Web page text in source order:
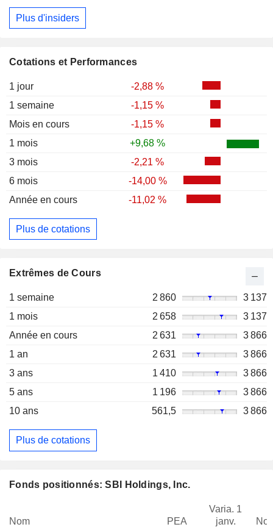
Cotations et Performances
1 jour
-2,88 %
1 semaine
-1,15 %
Mois en cours
-1,15 %
1 mois
+9,68 %
3 mois
-2,21 %
6 mois
-14,00 %
Année en cours
-11,02 %
Plus de cotations
Extrêmes de Cours
1 semaine 2 860
3 137
1 mois
2 658
3 137
Année en cours
2 631
3 866
1 an
2 631
3 866
3 ans
1 410
3 866
5 ans
1 196
3 866
10 ans
561,5 3 866
Plus de cotations
Plus d'insiders
Fonds positionnés: SBI Holdings, Inc.
Nom PEA
Varia. 1
janv.